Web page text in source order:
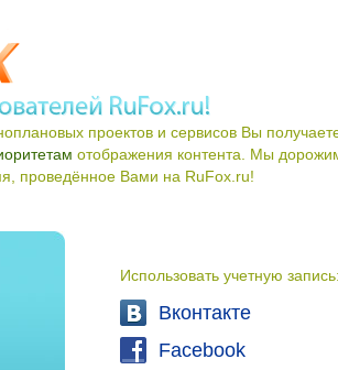
проектов и сервисов Вы
отображения контента. Мы
проведённое Вами на RuFox.ru!
Использовать учетную запись:
Вконтакте
Facebook